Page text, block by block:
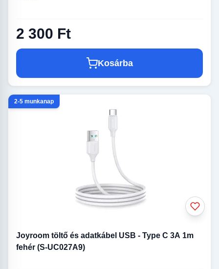
2 300 Ft
Kosárba
2-5 munkanap
Joyroom töltő és adatkábel USB - Type C 3A 1m
fehér (S-UC027A9)